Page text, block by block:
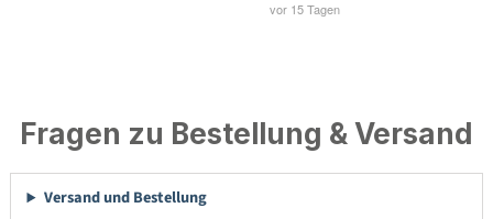
Fragen zu Bestellung & Versand
Versand und Bestellung